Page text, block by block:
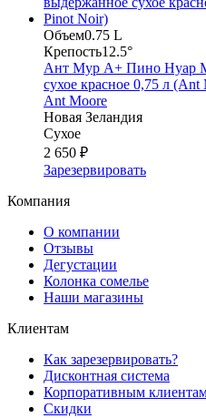
Объем0.75 L
Крепость12.5°
Ант Мур А+ Пино Нуар
сухое красное 0,75 л
Ant Moore
Новая Зеландия
Сухое
2 650 ₽
Зарезервировать
Компания
О компании
Отзывы
Дегустации
Колонка сомелье
Наши магазины
Клиентам
Как зарезервировать?
Дисконтная система
Корпоративным
Скидки